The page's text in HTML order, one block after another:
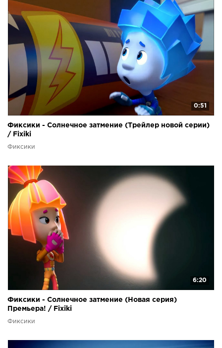
0:51
Фиксики - Солнечное затмение (Трейлер новой серии)
/ Fixiki
Фиксики
6:20
Фиксики - Солнечное затмение (Новая серия)
Премьера! / Fixiki
Фиксики